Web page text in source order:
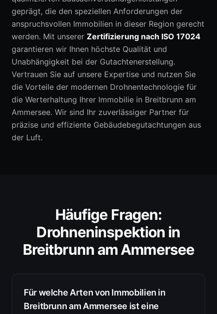
geprägt, die den speziellen Anforderungen der
anspruchsvollen Immobilien in dieser Region gerecht
werden. Mit unserer Zertifizierung nach ISO 17024
garantieren wir Ihnen höchste Qualität und
Unabhängigkeit bei der Gutachtenerstellung.
Vertrauen Sie auf unsere Expertise und nutzen Sie
die Vorteile der modernen Drohnentechnologie für
die Werterhaltung Ihrer Immobilie in Breitbrunn am
Ammersee. Wir sind Ihr zuverlässiger Partner für
präzise und effiziente Gebäudebegutachtungen aus
der Luft.
Häufige Fragen:
Drohneninspektion in
Breitbrunn am Ammersee
Für welche Arten von Immobilien in
Breitbrunn am Ammersee ist eine